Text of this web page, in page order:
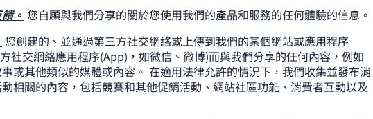
。 您自願與我們分享的關於您使用我們的產品和服務的任何體驗的信息。
您創建的、並通過第三方社交網絡或上傳到我們的某個網站或應用程序
社交網絡應用程序(App)，如微信、微博)而與我們分享的任何內容，例如
或其他類似的媒體或內容。 在適用法律允許的情況下，我們收集並發布消
相關的內容，包括競賽和其他促銷活動、網站社區功能、消費者互動以及